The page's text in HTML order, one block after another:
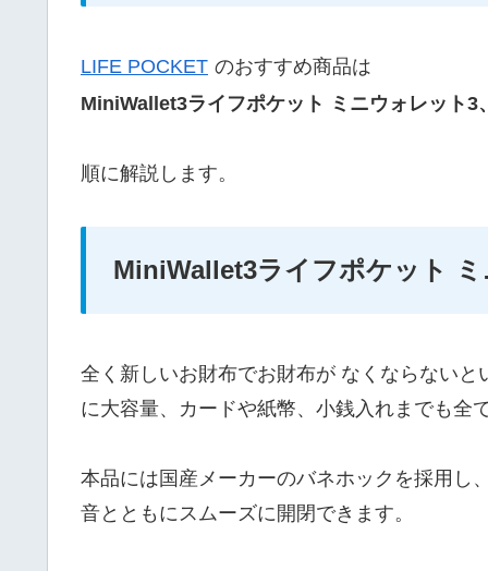
LIFE POCKET のおすすめ商品は
MiniWallet3ライフポケット ミニウォレット
順に解説します。
MiniWallet3ライフポケット
全く新しいお財布でお財布が なくならない
に大容量、カードや紙幣、小銭入れまでも全
本品には国産メーカーのバネホックを採用し
音とともにスムーズに開閉できます。